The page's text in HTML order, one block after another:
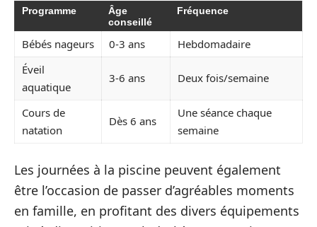
Programme
Âge
conseillé
Fréquence
Bébés nageurs 0-3 ans
Hebdomadaire
Éveil
aquatique
3-6 ans Deux fois/semaine
Cours de
natation
Dès 6 ans
Une séance chaque
semaine
Les journées à la piscine peuvent également
être l’occasion de passer d’agréables moments
en famille, en profitant des divers équipements